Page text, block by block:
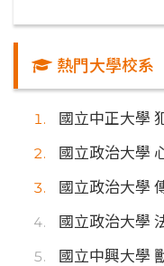
熱門大學校系
國立中正大學
國立政治大學
國立政治大學
國立政治大學
國立中興大學